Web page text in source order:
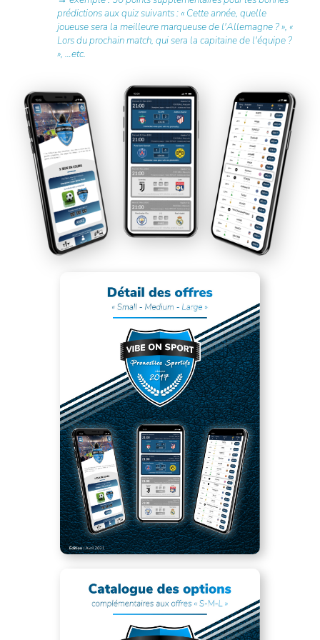
prédictions aux quiz suivants : « Cette année, quelle
joueuse sera la meilleure marqueuse de l'Allemagne ? », «
Lors du prochain match, qui sera la capitaine de l'équipe ?
», …etc.